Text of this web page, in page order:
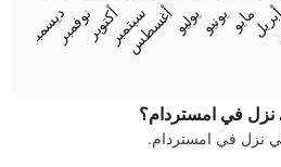
مايويونيويوليوأغسطس
سبتمبرأكتوبرنوفمبر
ديسمبر
نزل في امستردام؟
نزل في امستردام.